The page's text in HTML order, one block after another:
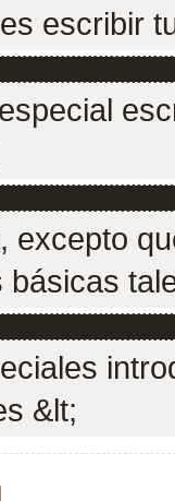
escribir
excepto
básicas
&lt;